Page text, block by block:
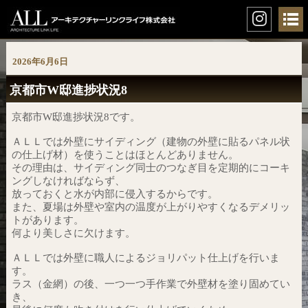
2026年6月6日
京都市W邸進捗状況8
京都市W邸進捗状況8です。
ＡＬＬでは外壁にサイディング（建物の外壁に貼るパネル状
の仕上げ材）を使うことはほとんどありません。
その理由は、サイディング同士のつなぎ目を定期的にコーキ
ングしなければならず、
放っておくと水が内部に侵入するからです。
また、夏場は外壁や室内の温度が上がりやすくなるデメリッ
トがあります。
何より美しさに欠けます。
ＡＬＬでは外壁に職人によるジョリパット仕上げを行いま
す。
ラス（金網）の後、一つ一つ手作業で外壁材を塗り固めてい
き、